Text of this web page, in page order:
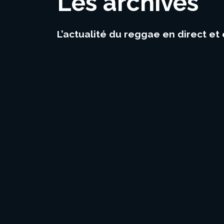
L’actualité du reggae en direct et